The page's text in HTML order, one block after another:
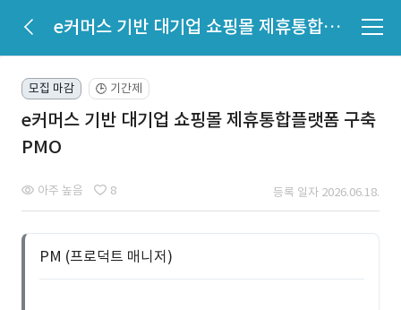
e커머스 기반 대기업 쇼핑몰 제휴통합플랫폼 구축 PMO
모집 마감 🕒 기간제
e커머스 기반 대기업 쇼핑몰 제휴통합플랫폼 구축
PMO
아주 높음 8 등록 일자 2026.06.18.
PM (프로덕트 매니저)